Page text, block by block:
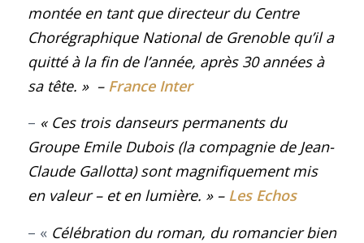
montée en tant que directeur du Centre
Chorégraphique National de Grenoble qu’il a
quitté à la fin de l’année, après 30 années à
sa tête. » – France Inter
– « Ces trois danseurs permanents du
Groupe Emile Dubois (la compagnie de Jean-
Claude Gallotta) sont magnifiquement mis
en valeur – et en lumière. » – Les Echos
– « Célébration du roman, du romancier bien